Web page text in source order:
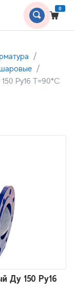
0
Ру16 Т=90*С
Ду 150 Ру16